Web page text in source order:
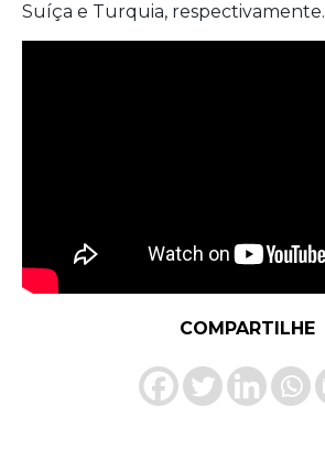
Suíça e Turquia, respectivamente.
COMPARTILHE